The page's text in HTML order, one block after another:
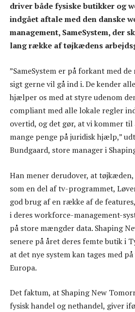
driver både fysiske butikker og
indgået aftale med den danske
management, SameSystem, der
lang række af tøjkædens
”SameSystem er på forkant med
sigt gerne vil gå ind i. De kender
hjælper os med at styre udenom
compliant med alle lokale regler
overtid, og det gør, at vi kommer
mange penge på juridisk hjælp,”
Bundgaard, store manager i
Han mener derudover, at
som en del af tv-programmet,
god brug af en række af de
i deres workforce-management-
på store mængder data. Shaping
senere på året deres femte butik i
at det nye system kan tages med
Europa.
Det faktum, at Shaping New
fysisk handel og nethandel, giver